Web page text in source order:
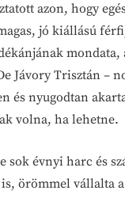
azon, hogy
jó kiállású
Jávory Trisztán –
és nyugodtan
volna, ha lehetne.
sok évnyi harc és
örömmel vállalta